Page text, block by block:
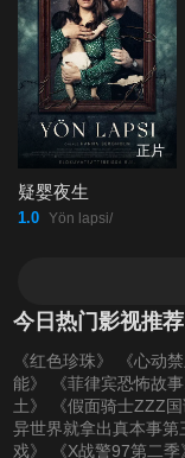
正片
疑婴夜生
1.0 Yön lapsi/
今日热门影视推荐
《红色珍珠》 《心动禁
能》
《菲律宾恐怖故事
土》
《假面骑士ZZZ国
异世界就拿出真本事第
戏》
《X战警97第二季